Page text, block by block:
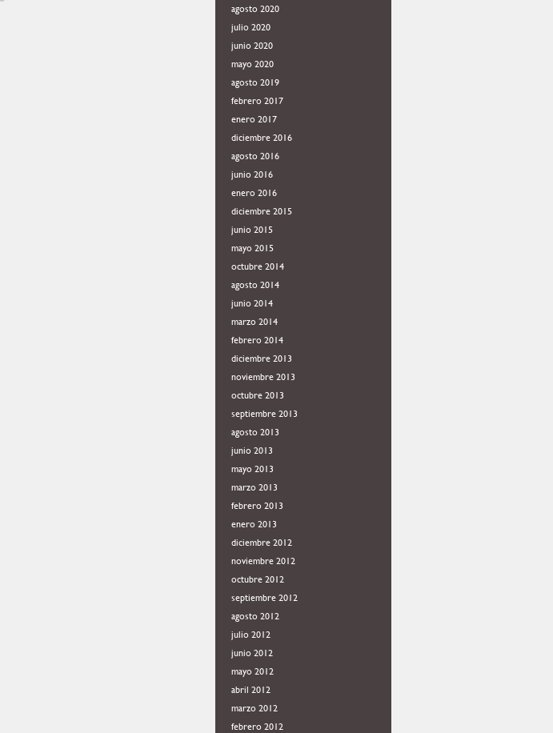
agosto 2020
julio 2020
junio 2020
mayo 2020
agosto 2019
febrero 2017
enero 2017
diciembre 2016
agosto 2016
junio 2016
enero 2016
diciembre 2015
junio 2015
mayo 2015
octubre 2014
agosto 2014
junio 2014
marzo 2014
febrero 2014
diciembre 2013
noviembre 2013
octubre 2013
septiembre 2013
agosto 2013
junio 2013
mayo 2013
marzo 2013
febrero 2013
enero 2013
diciembre 2012
noviembre 2012
octubre 2012
septiembre 2012
agosto 2012
julio 2012
junio 2012
mayo 2012
abril 2012
marzo 2012
febrero 2012